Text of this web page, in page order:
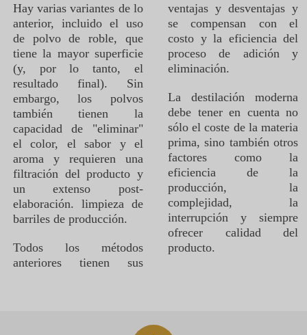
Hay varias variantes de lo
anterior, incluido el uso
de polvo de roble, que
tiene la mayor superficie
(y, por lo tanto, el
resultado final). Sin
embargo, los polvos
también tienen la
capacidad de "eliminar"
el color, el sabor y el
aroma y requieren una
filtración del producto y
un extenso post-
elaboración. limpieza de
barriles de producción.
Todos los métodos
anteriores tienen sus
ventajas y desventajas y
se compensan con el
costo y la eficiencia del
proceso de adición y
eliminación.
La destilación moderna
debe tener en cuenta no
sólo el coste de la materia
prima, sino también otros
factores como la
eficiencia de la
producción, la
complejidad, la
interrupción y siempre
ofrecer calidad del
producto.